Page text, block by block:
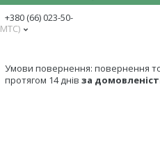
+380 (66) 023-50-
МТС
повернення
протягом 14 днів за